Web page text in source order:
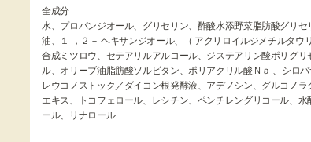
全成分
水、プロパンジオール、グリセリン、酢酸水添野菜脂肪酸グリ
油、１ ，２－ ヘキサンジオール、（ アクリロイルジメチルタウ
合成ミツロウ、セテアリルアルコール、ジステアリン酸ポリグ
ル、オリーブ油脂肪酸ソルビタン、ポリアクリル酸Ｎａ 、シロ
レウコノストック／ダイコン根発酵液、アデノシン、グルコノ
エキス、トコフェロール、レシチン、ペンチレングリコール、
ール、リナロール